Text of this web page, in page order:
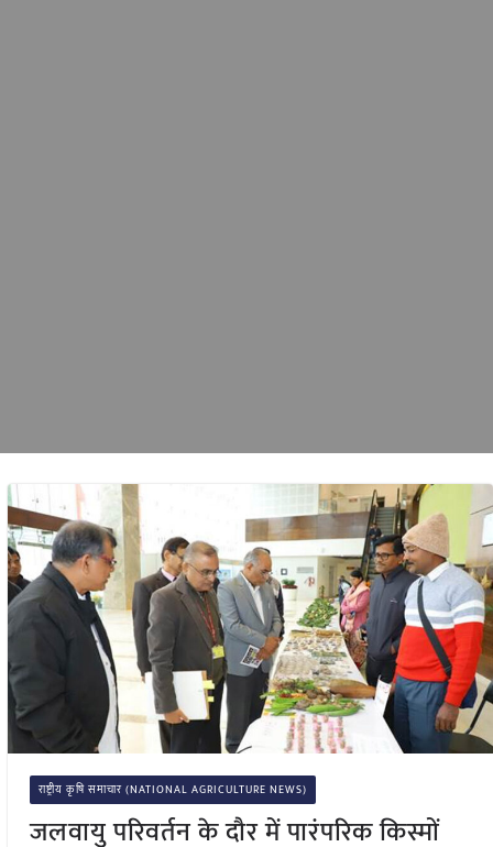
राष्ट्रीय कृषि समाचार (NATIONAL AGRICULTURE NEWS)
जलवायु परिवर्तन के दौर में पारंपरिक किस्मों